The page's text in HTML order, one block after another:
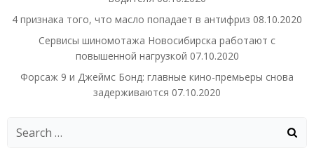
4 признака того, что масло попадает в антифриз 08.10.2020
Сервисы шиномотажа Новосибирска работают с
повышенной нагрузкой 07.10.2020
Форсаж 9 и Джеймс Бонд: главные кино-премьеры снова
задерживаются 07.10.2020
Search